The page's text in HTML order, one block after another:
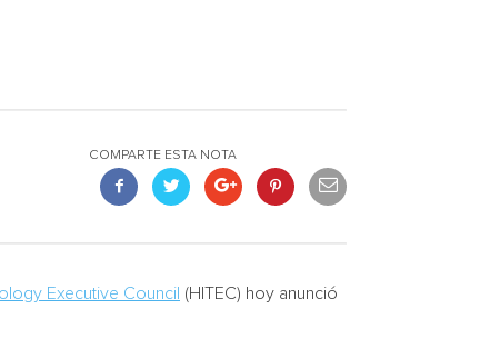
COMPARTE ESTA NOTA
Executive Council (HITEC) hoy anunció